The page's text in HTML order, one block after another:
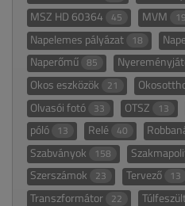
MSZ HD 60364 45 MVM 19
Napelemes pályázat 18
Naperőmű 85
Okos eszközök 21
Olvasói fotó 33 OTSZ 13
póló 13 Relé 40
Szabványok 158
Szerszámok 23 Tervező 13
Transzformátor 22